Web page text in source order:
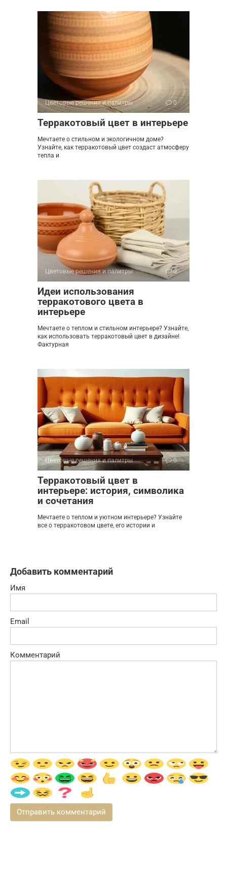
Цветовые решения и палитры 0
Терракотовый цвет в интерьере
Мечтаете о стильном и экологичном доме?
Узнайте, как терракотовый цвет создаст атмосферу
тепла и
Цветовые решения и палитры 0
Идеи использования
терракотового цвета в
интерьере
Мечтаете о теплом и стильном интерьере? Узнайте,
как использовать терракотовый цвет в дизайне!
Фактурная
Цветовые решения и палитры 0
Терракотовый цвет в
интерьере: история, символика
и сочетания
Мечтаете о теплом и уютном интерьере? Узнайте
все о терракотовом цвете, его истории и
Добавить комментарий
Имя
Email
Комментарий